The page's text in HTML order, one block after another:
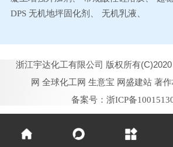
DPS 无机地坪固化剂
无机乳液
浙江宇达化工有限公司 版权所有(C)2020
网 全球化工网 生意宝 网盛建站 著
备案号：浙ICP备